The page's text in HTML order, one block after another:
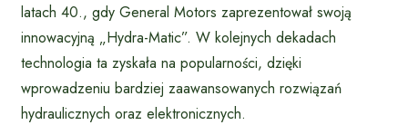
latach 40., gdy General Motors zaprezentował swoją
innowacyjną „Hydra-Matic”. W kolejnych dekadach
technologia ta zyskała na popularności, dzięki
wprowadzeniu bardziej zaawansowanych rozwiązań
hydraulicznych oraz elektronicznych.